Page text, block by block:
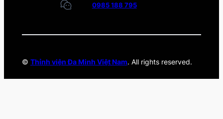
0985 188 795
© Thỉnh viện Đa Minh Việt Nam. All rights reserved.